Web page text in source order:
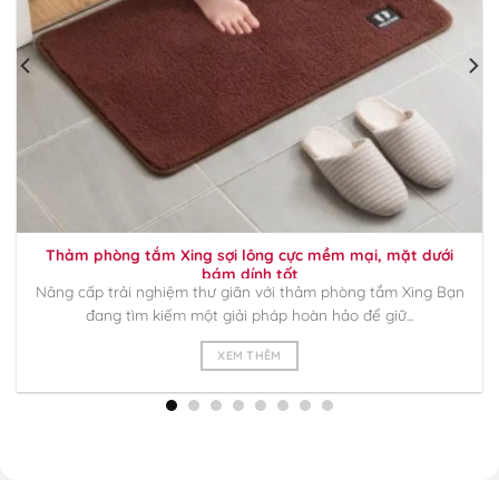
Thảm phòng tắm Xing sợi lông cực mềm mại, mặt dưới
bám dính tốt
Nâng cấp trải nghiệm thư giãn với thảm phòng tắm Xing Bạn
đang tìm kiếm một giải pháp hoàn hảo để giữ...
XEM THÊM